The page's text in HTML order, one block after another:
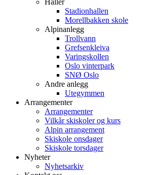
Haller
Stadionhallen
Morellbakken skole
Alpinanlegg
Trollvann
Grefsenkleiva
Varingskollen
Oslo vinterpark
SNØ Oslo
Andre anlegg
Utegymmen
Arrangementer
Arrangementer
Vilkår skiskoler og kurs
Alpin arrangement
Skiskole onsdager
Skiskole torsdager
Nyheter
Nyhetsarkiv